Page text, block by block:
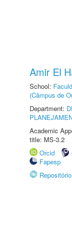
Amir El
School:
(Câmpus de
Department:
Academic
title: MS-3.2
Orcid
Fapesp